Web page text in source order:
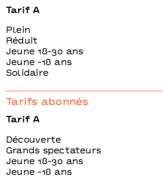
Tarif A
Plein
Réduit
Jeune 18-30 ans
Jeune -18 ans
Solidaire
Tarifs abonnés
Tarif A
Découverte
Grands spectateurs
Jeune 18-30 ans
Jeune -18 ans